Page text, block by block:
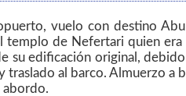
vuelo con destino
de Nefertari quien
su edificación original,
traslado al barco. Almuerzo
abordo.